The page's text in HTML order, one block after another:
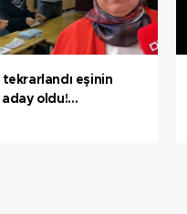
eşinin
oldu!